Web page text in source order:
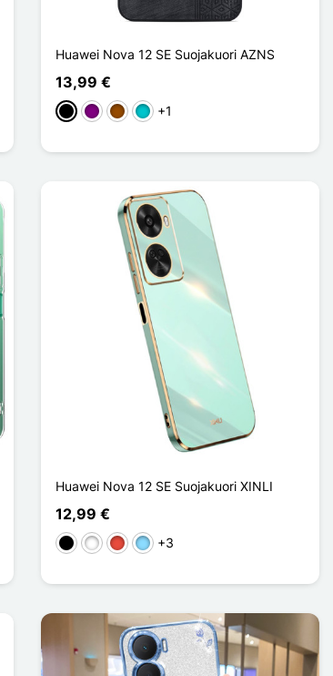
Huawei Nova 12 SE Suojakuori AZNS
13,99 €
MustaVioletRuskeaTurquoise
+1
Huawei Nova 12 SE Suojakuori XINLI
12,99 €
MustaValkoinen
Punainen
Bleu Clair
+3